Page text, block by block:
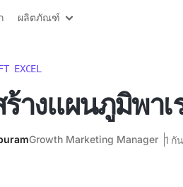
ผลิตภัณฑ์
EXCEL
างแผนภูมิพาเ
Growth Marketing Manager 1 กั